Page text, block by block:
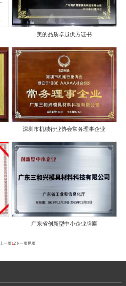
美的品质卓越供方证书
深圳市机械行业协会常务理事企业
广东省创新型中小企业牌匾
上一页12下一页尾页